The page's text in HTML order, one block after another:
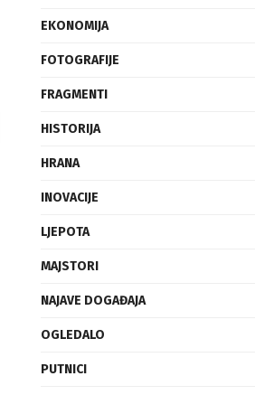
EKONOMIJA
FOTOGRAFIJE
FRAGMENTI
HISTORIJA
HRANA
INOVACIJE
LJEPOTA
MAJSTORI
NAJAVE DOGAĐAJA
OGLEDALO
PUTNICI